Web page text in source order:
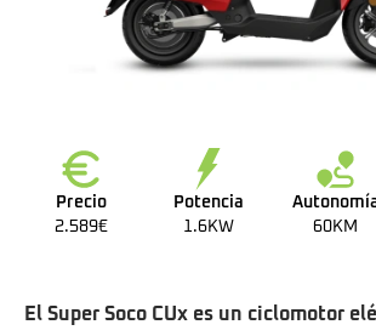
Precio
2.589€
Potencia
1.6KW
60KM
El Super Soco CUx es un ciclomotor